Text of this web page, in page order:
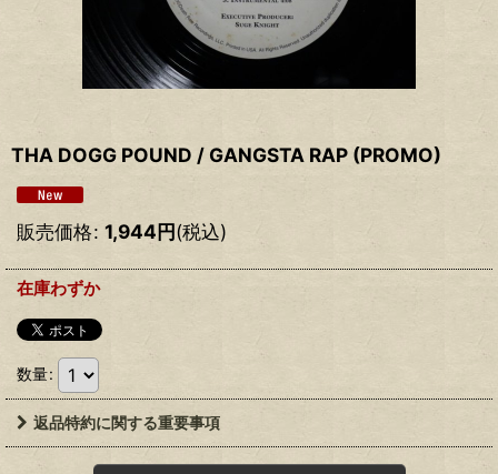
THA DOGG POUND / GANGSTA RAP (PROMO)
販売価格: 1,944円(税込)
在庫わずか
数量:
返品特約に関する重要事項